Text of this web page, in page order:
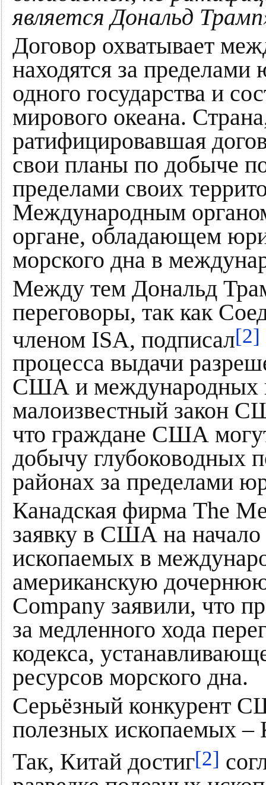
является Дональд
Договор охватывает
находятся за
одного государства и
мирового океана.
ратифицировавшая
свои планы по добыче
пределами своих
Международным
органе, обладающем
морского дна в
Между тем Дональд
переговоры, так как
членом ISA, подписал[2]
процесса выдачи
США и международных
малоизвестный закон
что граждане США
добычу глубоководных
районах за пределами
Канадская фирма The
заявку в США на
ископаемых в
американскую
Company заявили, что
за медленного хода
кодекса,
ресурсов морского дна.
Серьёзный конкурент
полезных ископаемых –
Так, Китай достиг[2]